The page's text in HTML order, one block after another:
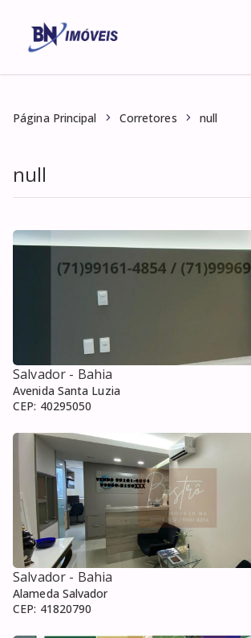
Página Principal Corretores null
null
Salvador - Bahia
Avenida Santa Luzia
CEP: 40295050
Salvador - Bahia
Alameda Salvador
CEP: 41820790